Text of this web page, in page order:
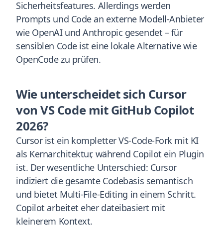
Sicherheitsfeatures. Allerdings werden
Prompts und Code an externe Modell-Anbieter
wie OpenAI und Anthropic gesendet – für
sensiblen Code ist eine lokale Alternative wie
OpenCode zu prüfen.
Wie unterscheidet sich Cursor
von VS Code mit GitHub Copilot
2026?
Cursor ist ein kompletter VS-Code-Fork mit KI
als Kernarchitektur, während Copilot ein Plugin
ist. Der wesentliche Unterschied: Cursor
indiziert die gesamte Codebasis semantisch
und bietet Multi-File-Editing in einem Schritt.
Copilot arbeitet eher dateibasiert mit
kleinerem Kontext.